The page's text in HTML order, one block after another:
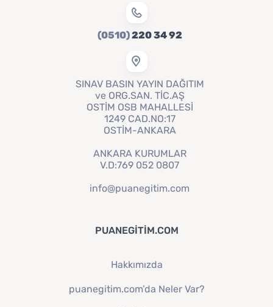
(0510)220 34 92
SINAV BASIN YAYIN DAĞITIM
ve ORG.SAN. TİC.AŞ
OSTİM OSB MAHALLESİ
1249 CAD.NO:17
OSTİM-ANKARA
ANKARA KURUMLAR
V.D:769 052 0807
info@puanegitim.com
PUANEGITIM.COM
Hakkımızda
puanegitim.com’da Neler Var?